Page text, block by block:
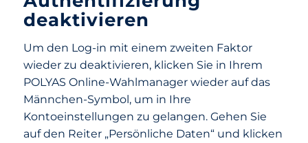
deaktivieren
Um den Log-in mit einem zweiten Faktor
wieder zu deaktivieren, klicken Sie in Ihrem
POLYAS Online-Wahlmanager wieder auf das
Männchen-Symbol, um in Ihre
Kontoeinstellungen zu gelangen. Gehen Sie
auf den Reiter „Persönliche Daten“ und klicken